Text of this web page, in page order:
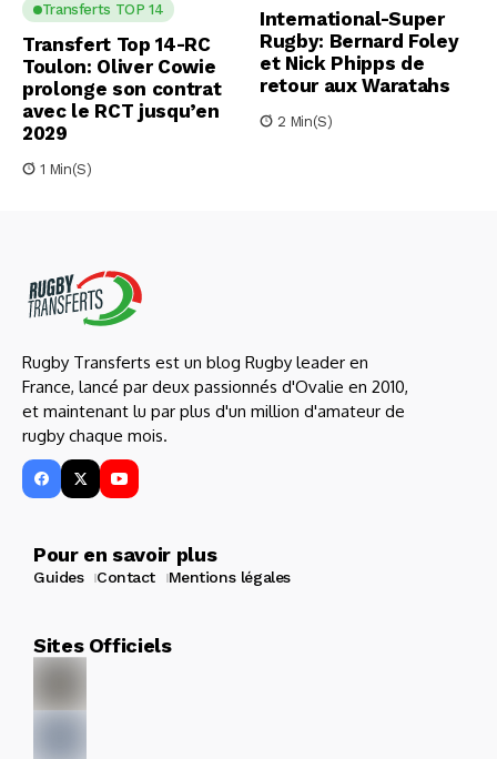
Transferts TOP 14
Transfert Top 14-RC
Toulon: Oliver Cowie
prolonge son contrat
avec le RCT jusqu’en
2029
1 Min(s)
International-Super
Rugby: Bernard Foley
et Nick Phipps de
retour aux Waratahs
2 Min(s)
Rugby Transferts est un blog Rugby leader en
France, lancé par deux passionnés d'Ovalie en 2010,
et maintenant lu par plus d'un million d'amateur de
rugby chaque mois.
Pour en savoir plus
Guides Contact Mentions légales
Sites Officiels